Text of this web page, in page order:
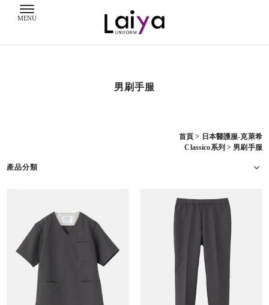
男刷手服
首頁 > 日本醫護服-克萊希
Classico系列 > 男刷手服
產品分類